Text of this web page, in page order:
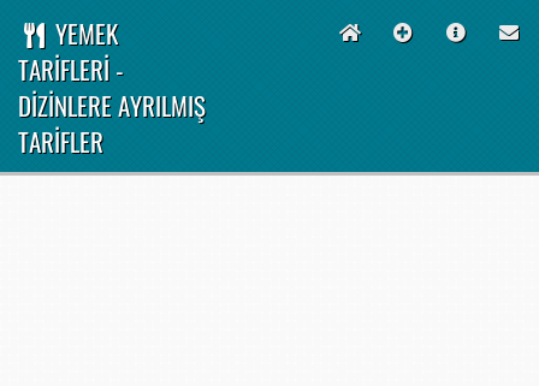
YEMEK
TARİFLERİ -
DİZİNLERE AYRILMIŞ
TARİFLER